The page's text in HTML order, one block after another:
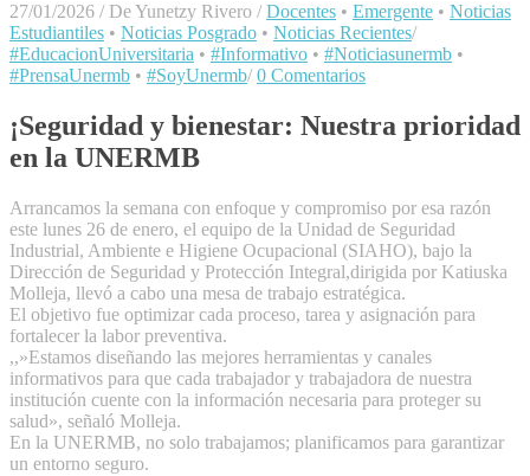
27/01/2026 / De Yunetzy Rivero / Docentes • Emergente • Noticias
Estudiantiles • Noticias Posgrado • Noticias Recientes/
#EducacionUniversitaria • #Informativo • #Noticiasunermb •
#PrensaUnermb • #SoyUnermb/ 0 Comentarios
¡Seguridad y bienestar: Nuestra prioridad
en la UNERMB
​Arrancamos la semana con enfoque y compromiso por esa razón
este lunes 26 de enero, el equipo de la Unidad de Seguridad
Industrial, Ambiente e Higiene Ocupacional (SIAHO), bajo la
Dirección de Seguridad y Protección Integral,dirigida por Katiuska
Molleja, llevó a cabo una mesa de trabajo estratégica.
​El objetivo fue optimizar cada proceso, tarea y asignación para
fortalecer la labor preventiva.
,,»Estamos diseñando las mejores herramientas y canales
informativos para que cada trabajador y trabajadora de nuestra
institución cuente con la información necesaria para proteger su
salud», señaló Molleja.
​En la UNERMB, no solo trabajamos; planificamos para garantizar
un entorno seguro.